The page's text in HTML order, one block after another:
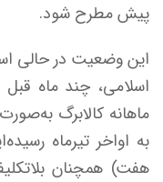
پیش مطرح شود.
این وضعیت در حالی
ماهانه کالابرگ
به اواخر تیرماه
هفت) همچنان